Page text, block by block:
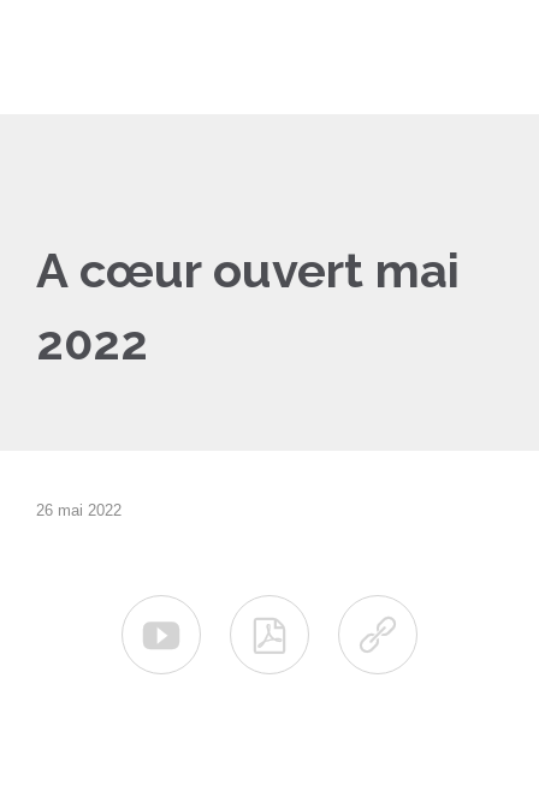
A cœur ouvert mai
2022
26 mai 2022
  